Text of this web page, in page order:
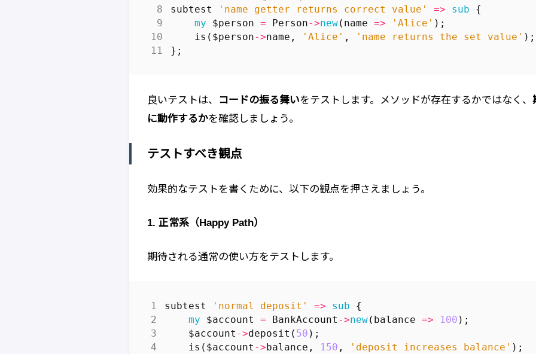
subtest
'name getter returns correct value' => sub
{
my
$person = Person->new( name => 'Alice' );
is ( $person->name , 'Alice' , 'name returns the set value' );
};
良いテストは、 コードの振る舞いをテストします。メソッドが存在するかではなく、
に動作するかを確認しましょう。
テストすべき観点
効果的なテストを書くために、以下の観点を押さえましょう。
1. 正常系（Happy Path）
期待される通常の使い方をテストします。
subtest 'normal deposit' => sub
{
my
$account = BankAccount ->new( balance => 100 );
$account ->deposit ( 50 );
is ( $account ->balance , 150 , 'deposit increases balance' );